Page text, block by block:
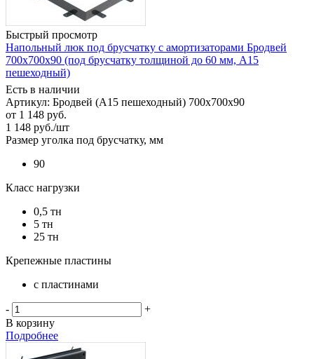
Быстрый просмотр
Напольный люк под брусчатку с амортизаторами Бродвей
700х700х90 (под брусчатку толщиной до 60 мм, А15
пешеходный)
Есть в наличии
Артикул: Бродвей (А15 пешеходный) 700х700х90
от 1 148 руб.
1 148 руб./шт
Размер уголка под брусчатку, мм
90
Класс нагрузки
0,5 тн
5 тн
25 тн
Крепежные пластины
с пластинами
-
+
В корзину
Подробнее